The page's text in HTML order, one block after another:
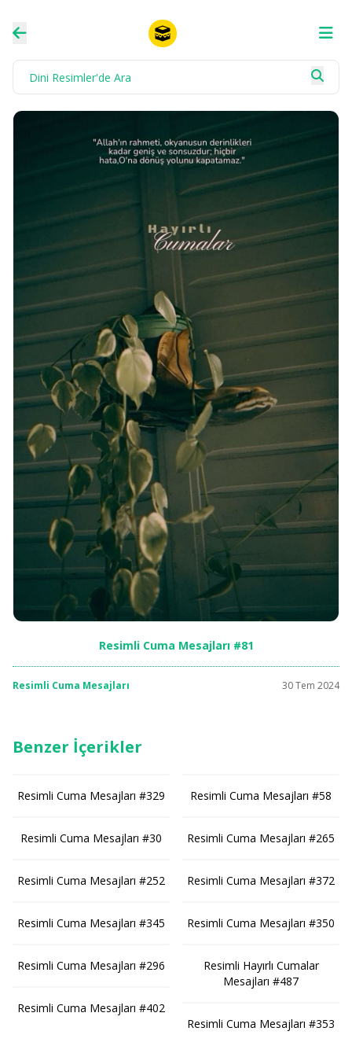
Resimli Cuma Mesajları #81
Resimli Cuma Mesajları 30 Tem 2024
Benzer İçerikler
Resimli Cuma Mesajları #329
Resimli Cuma Mesajları #30
Resimli Cuma Mesajları #252
Resimli Cuma Mesajları #345
Resimli Cuma Mesajları #296
Resimli Cuma Mesajları #402
Resimli Cuma Mesajları #58
Resimli Cuma Mesajları #265
Resimli Cuma Mesajları #372
Resimli Cuma Mesajları #350
Resimli Hayırlı Cumalar
Mesajları #487
Resimli Cuma Mesajları #353